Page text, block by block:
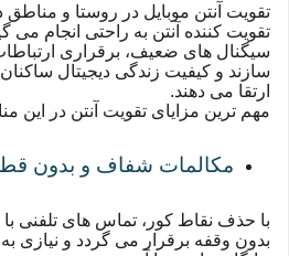
تقویت آنتن موبایل در روستا و مناطق
تقویت کننده آنتن به راحتی انجام می
سیگنال های ضعیف، برقراری
سازند و کیفیت زندگی دیجیتال
ارتقا می دهند.
مهم ترین مزایای تقویت آنتن در این
مکالمات شفاف و بدون
با حذف نقاط کور، تماس های تلفنی با
بدون وقفه برقرار می گردد و نیازی